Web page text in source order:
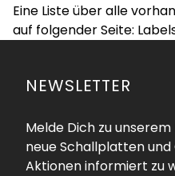
Eine Liste über alle
auf folgender Seite:
NEWSLETTER
Melde Dich zu
neue Schallplatten und
Aktionen informiert zu